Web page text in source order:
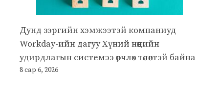
Дунд зэргийн хэмжээтэй компаниуд
Workday-ийн дагуу Хүний нөөцийн
удирдлагын системээ өөрчлөх төлөвтэй байна
8 сар 6, 2026